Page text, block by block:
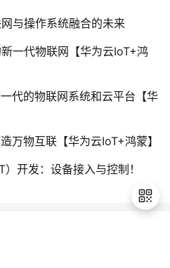
与操作系统融合的未来
一代物联网【华为云IoT+鸿
代的物联网系统和云平台【华
万物互联【华为云IoT+鸿蒙】
开发：设备接入与控制！